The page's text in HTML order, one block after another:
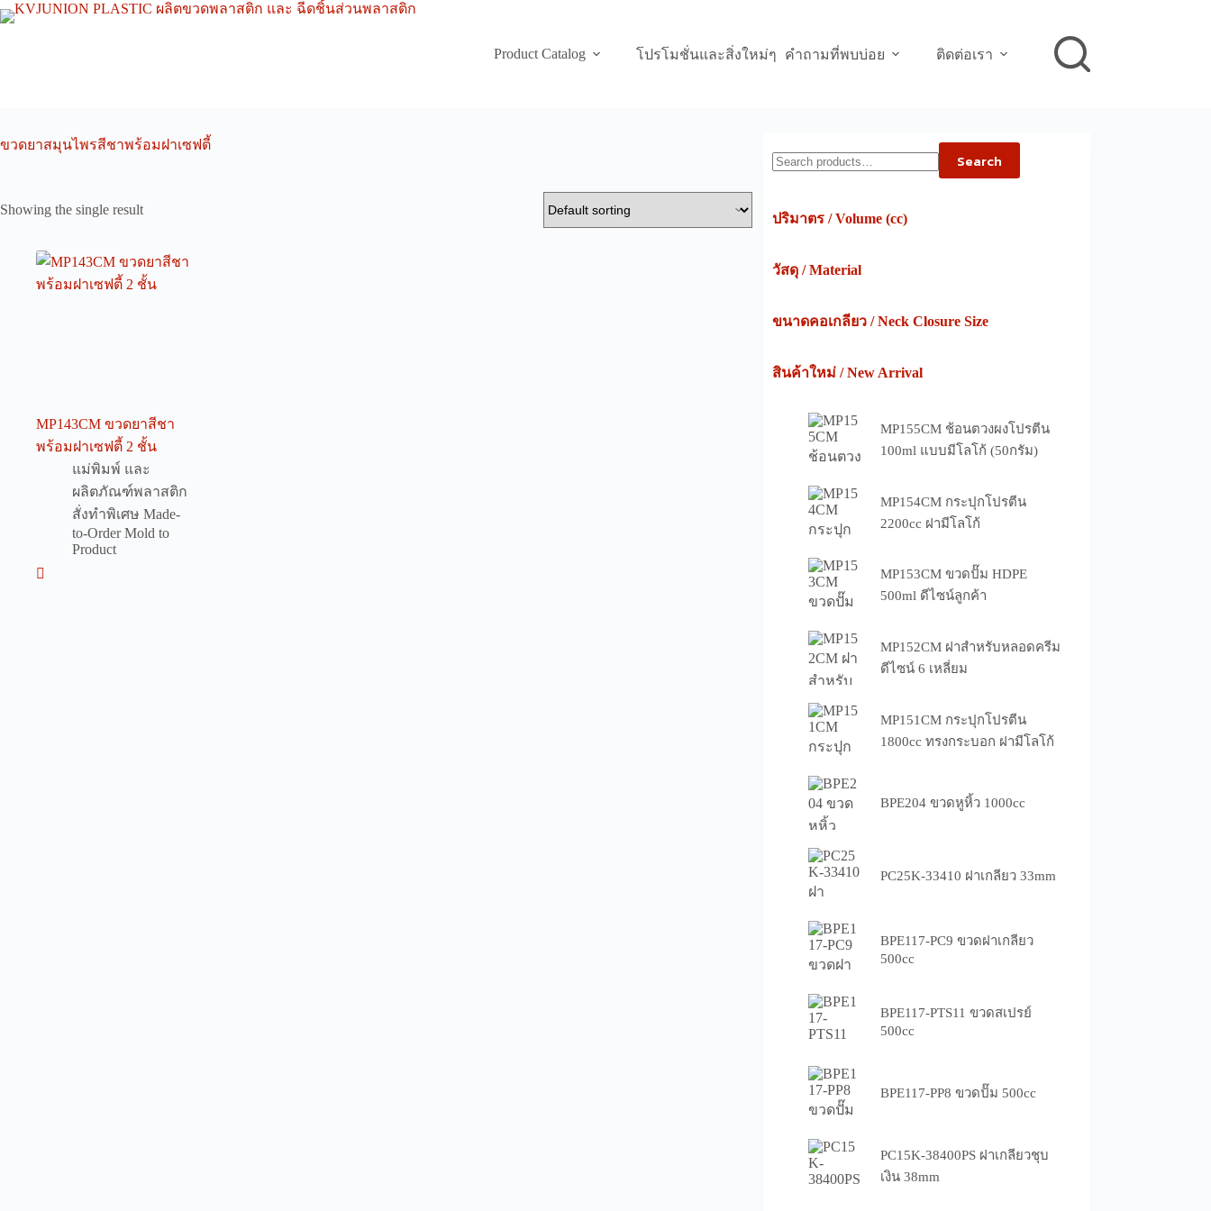
Skip
to
Product Catalog
โปรโมชั่นและสิ่งใหม่ๆ คำถามที่พบบ่อย ติดต่อเรา
ขวดยาสมุนไพรสีชาพร้อมฝาเซฟตี้
Showing the single result
MP143CM ขวดยาสีชา
พร้อมฝาเซฟตี้ 2 ชั้น
แม่พิมพ์ และ
ผลิตภัณฑ์พลาสติก
สั่งทำพิเศษ Made-
to-Order Mold to
Product
Search
ปริมาตร / Volume (cc)
วัสดุ / Material
ขนาดคอเกลียว / Neck Closure Size
สินค้าใหม่ / New Arrival
MP155CM ช้อนตวงผงโปรตีน
100ml แบบมีโลโก้ (50กรัม)
MP154CM กระปุกโปรตีน
2200cc ฝามีโลโก้
MP153CM ขวดปั๊ม HDPE
500ml ดีไซน์ลูกค้า
MP152CM ฝาสำหรับหลอดครีม
ดีไซน์ 6 เหลี่ยม
MP151CM กระปุกโปรตีน
1800cc ทรงกระบอก ฝามีโลโก้
BPE204 ขวดหูหิ้ว 1000cc
PC25K-33410 ฝาเกลียว 33mm
BPE117-PC9 ขวดฝาเกลียว
500cc
BPE117-PTS11 ขวดสเปรย์
500cc
BPE117-PP8 ขวดปั๊ม 500cc
PC15K-38400PS ฝาเกลียวชุบ
เงิน 38mm